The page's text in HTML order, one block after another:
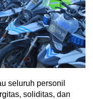
seluruh personil
soliditas, dan